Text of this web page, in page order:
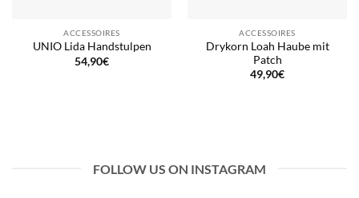
ACCESSOIRES
UNIO Lida Handstulpen
54,90€
ACCESSOIRES
Drykorn Loah Haube mit
Patch
49,90€
FOLLOW US ON INSTAGRAM